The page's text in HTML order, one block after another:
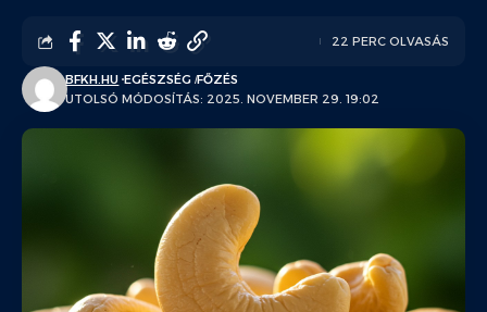
UTOLSÓ MÓDOSÍTÁS: 2025. NOVEMBER 29. 19:02
BFKH.HU EGÉSZSÉG FŐZÉS
22 PERC OLVASÁS